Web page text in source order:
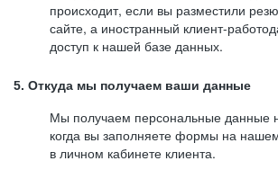
происходит, если вы разместили
сайте, а иностранный клиент-
доступ к нашей базе данных.
5. Откуда мы получаем ваши данные
Мы получаем персональные данные
когда вы заполняете формы на
в личном кабинете клиента.